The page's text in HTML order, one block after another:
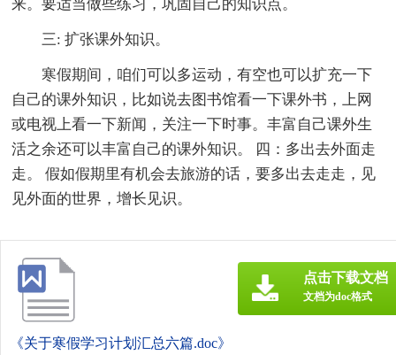
来。要适当做些练习，巩固自己的知识点。
三: 扩张课外知识。
寒假期间，咱们可以多运动，有空也可以扩充一下
自己的课外知识，比如说去图书馆看一下课外书，上网
或电视上看一下新闻，关注一下时事。丰富自己课外生
活之余还可以丰富自己的课外知识。 四：多出去外面走
走。 假如假期里有机会去旅游的话，要多出去走走，见
见外面的世界，增长见识。
《关于寒假学习计划汇总六篇.doc》
点击下载文档
文档为doc格式